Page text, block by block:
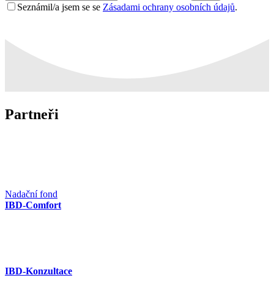
Seznámil/a jsem se se Zásadami ochrany osobních údajů.
Partneři
Nadační fond
IBD-Comfort
IBD-Konzultace